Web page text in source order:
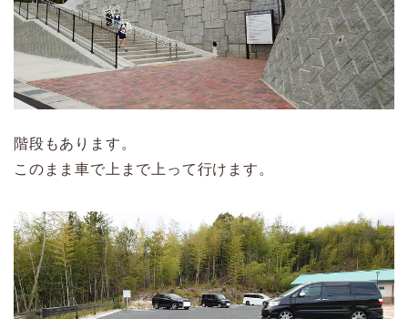
階段もあります。
このまま車で上まで上って行けます。